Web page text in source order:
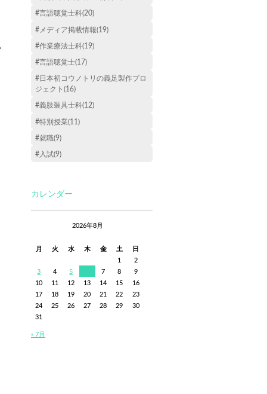
#言語聴覚士科(20)
#メディア掲載情報(19)
#作業療法士科(19)
#言語聴覚士(17)
#日本初コウノトリの義足製作プロ
ジェクト(16)
#義肢装具士科(12)
#特別授業(11)
#就職(9)
#入試(9)
カレンダー
2026年8月
月 火 水 木 金 土
日
1
2
3
4 5 7 8
9
10
11 12 13 14 15
16
17
18 19 20 21 22
23
24
25 26 27 28 29
30
31
« 7月